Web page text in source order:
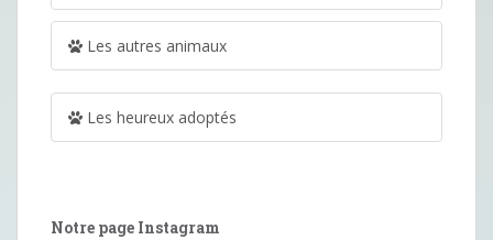
Les autres animaux
Les heureux adoptés
Notre page Instagram